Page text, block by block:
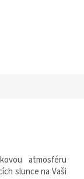
atmosféru
slunce na Vaši